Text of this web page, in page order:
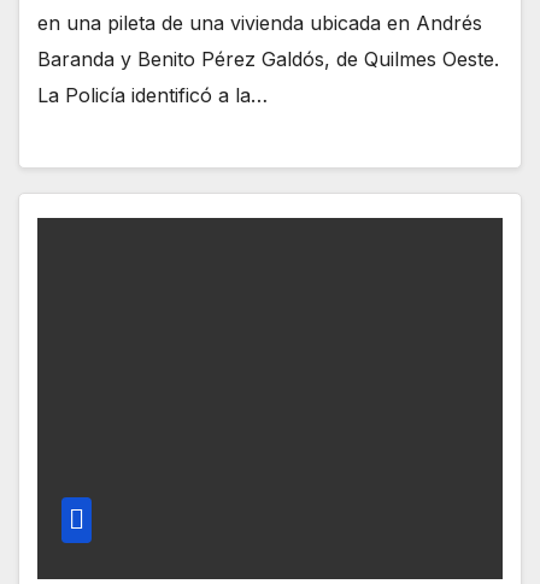
en una pileta de una vivienda ubicada en Andrés
Baranda y Benito Pérez Galdós, de Quilmes Oeste.
La Policía identificó a la…